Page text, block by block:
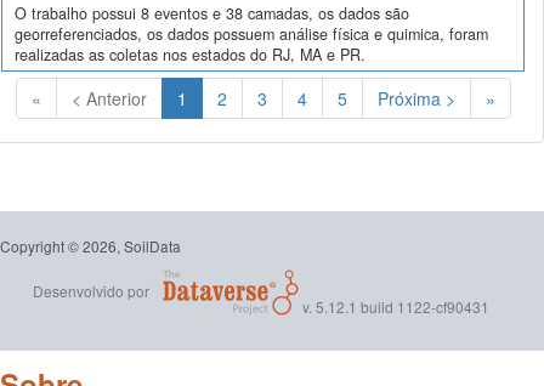
O trabalho possui 8 eventos e 38 camadas, os dados são
georreferenciados, os dados possuem análise física e quimica, foram
realizadas as coletas nos estados do RJ, MA e PR.
« < Anterior 1 (Atual)
2 3 4 5 Próxima > »
Copyright © 2026, SoilData
Desenvolvido por
v. 5.12.1 build 1122-cf90431